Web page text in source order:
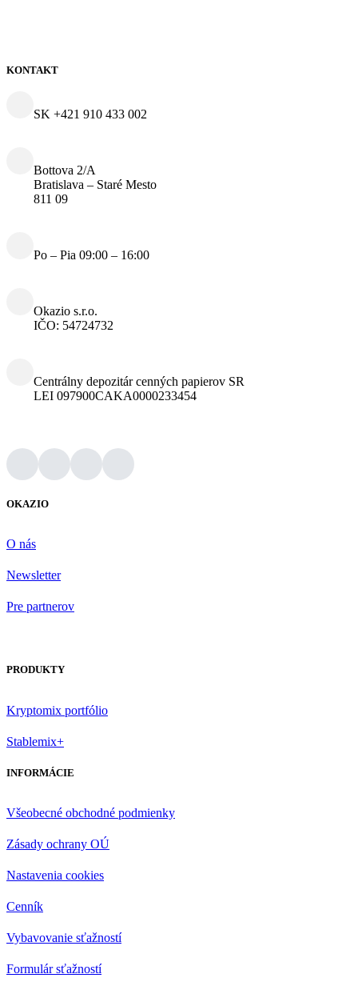
KONTAKT
SK +421 910 433 002
Bottova 2/A
Bratislava – Staré Mesto
811 09
Po – Pia 09:00 – 16:00
Okazio s.r.o.
IČO: 54724732
Centrálny depozitár cenných papierov SR
LEI 097900CAKA0000233454
OKAZIO
O nás
Newsletter
Pre partnerov
PRODUKTY
Kryptomix portfólio
Stablemix+
INFORMÁCIE
Všeobecné obchodné podmienky
Zásady ochrany OÚ
Nastavenia cookies
Cenník
Vybavovanie sťažností
Formulár sťažností